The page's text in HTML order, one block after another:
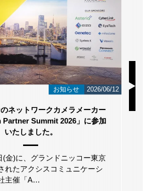
お知らせ 2026/06/12
ネットワークカメラメーカー
Summit 2026」に参加
いたしました。
(金)に、グランドニッコー東京
れたアクシスコミュニケーシ
主催「A…